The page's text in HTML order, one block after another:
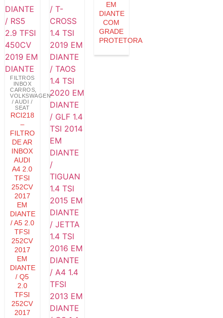
FILTROS
INBOX
CARROS
VOLKSWAGEN
/ AUDI /
SEAT
RCI218
–
FILTRO
DE AR
INBOX
AUDI
A4 2.0
TFSI
252CV
2017
EM
DIANTE
/ A5 2.0
TFSI
252CV
2017
EM
DIANTE
/ Q5
2.0
TFSI
252CV
2017
EM
DIANTE
COM
GRADE
PROTETORA